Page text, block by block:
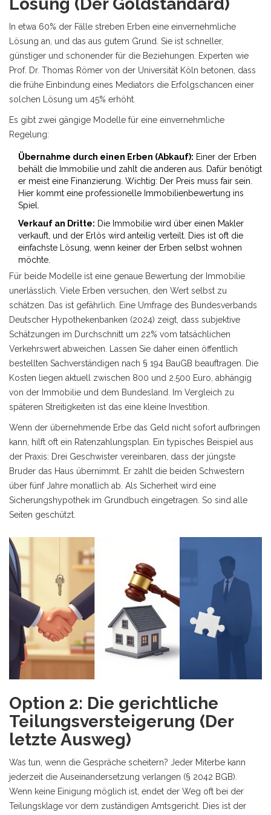
In etwa 60% der Fälle streben Erben eine einvernehmliche
Lösung an, und das aus gutem Grund. Sie ist schneller,
günstiger und schonender für die Beziehungen. Experten wie
Prof. Dr. Thomas Römer von der Universität Köln betonen, dass
die frühe Einbindung eines Mediators die Erfolgschancen einer
solchen Lösung um 45% erhöht.
Es gibt zwei gängige Modelle für eine einvernehmliche
Regelung:
Übernahme durch einen Erben (Abkauf): Einer der Erben
behält die Immobilie und zahlt die anderen aus. Dafür benötigt
er meist eine Finanzierung. Wichtig: Der Preis muss fair sein.
Hier kommt eine professionelle Immobilienbewertung ins
Spiel.
Verkauf an Dritte: Die Immobilie wird über einen Makler
verkauft, und der Erlös wird anteilig verteilt. Dies ist oft die
einfachste Lösung, wenn keiner der Erben selbst wohnen
möchte.
Für beide Modelle ist eine genaue Bewertung der Immobilie
unerlässlich. Viele Erben versuchen, den Wert selbst zu
schätzen. Das ist gefährlich. Eine Umfrage des Bundesverbands
Deutscher Hypothekenbanken (2024) zeigt, dass subjektive
Schätzungen im Durchschnitt um 22% vom tatsächlichen
Verkehrswert abweichen. Lassen Sie daher einen öffentlich
bestellten Sachverständigen nach § 194 BauGB beauftragen. Die
Kosten liegen aktuell zwischen 800 und 2.500 Euro, abhängig
von der Immobilie und dem Bundesland. Im Vergleich zu
späteren Streitigkeiten ist das eine kleine Investition.
Wenn der übernehmende Erbe das Geld nicht sofort aufbringen
kann, hilft oft ein Ratenzahlungsplan. Ein typisches Beispiel aus
der Praxis: Drei Geschwister vereinbaren, dass der jüngste
Bruder das Haus übernimmt. Er zahlt die beiden Schwestern
über fünf Jahre monatlich ab. Als Sicherheit wird eine
Sicherungshypothek im Grundbuch eingetragen. So sind alle
Seiten geschützt.
Option 2: Die gerichtliche
Teilungsversteigerung (Der
letzte Ausweg)
Was tun, wenn die Gespräche scheitern? Jeder Miterbe kann
jederzeit die Auseinandersetzung verlangen (§ 2042 BGB).
Wenn keine Einigung möglich ist, endet der Weg oft bei der
Teilungsklage vor dem zuständigen Amtsgericht. Dies ist der